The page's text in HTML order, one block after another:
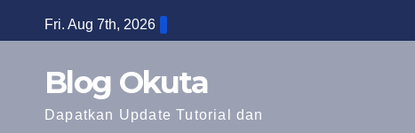
to
Fri. Aug 7th, 2026
Blog Okuta
Dapatkan Update Tutorial dan